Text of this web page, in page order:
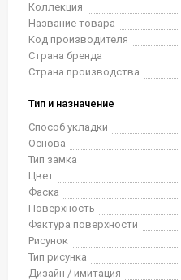
Коллекция
Название товара
Код производителя
Страна бренда
Страна производства
Тип и назначение
Способ укладки
Основа
Тип замка
Цвет
Фаска
Поверхность
Фактура поверхности
Рисунок
Тип рисунка
Дизайн / имитация